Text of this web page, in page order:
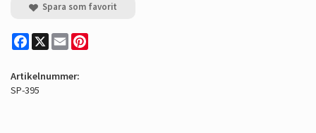
Spara som favorit
Facebook Email
Artikelnummer:
SP-395